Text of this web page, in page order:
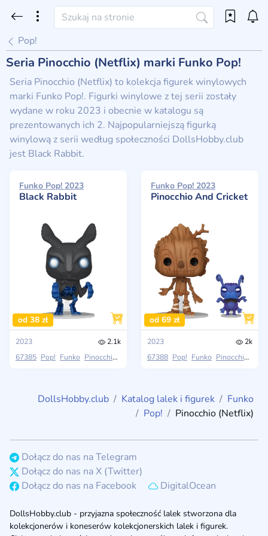
Pop!
Seria Pinocchio (Netflix) marki Funko Pop!
Seria Pinocchio (Netflix) to kolekcja figurek winylowych
marki Funko Pop!. Figurki winylowe z tej serii zostały
wydane w roku 2023 i obecnie w katalogu są
prezentowanych ich 2. Najpopularniejszą figurką
winylową z serii według społeczności DollsHobby.club
jest Black Rabbit.
Funko Pop! 2023
Black Rabbit
od 38 zł
2023
2.1k
67385 Pop! Funko Pinocchio (Netflix)
Funko Pop! 2023
Pinocchio And Cricket
od 69 zł
2023
2k
67388 Pop! Funko Pinocchio (Netflix)
DollsHobby.club Katalog lalek i figurek
Funko
Pop!
Pinocchio (Netflix)
Dołącz do nas na Telegram
Dołącz do nas na X (Twitter)
Dołącz do nas na Facebook
DigitalOcean
DollsHobby.club - przyjazna społeczność lalek stworzona dla
kolekcjonerów i koneserów kolekcjonerskich lalek i figurek.